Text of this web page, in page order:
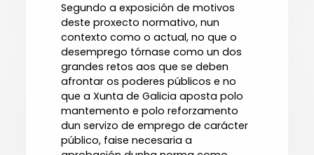
Segundo a exposición de motivos
deste proxecto normativo, nun
contexto como o actual, no que o
desemprego tórnase como un dos
grandes retos aos que se deben
afrontar os poderes públicos e no
que a Xunta de Galicia aposta polo
mantemento e polo reforzamento
dun servizo de emprego de carácter
público, faise necesaria a